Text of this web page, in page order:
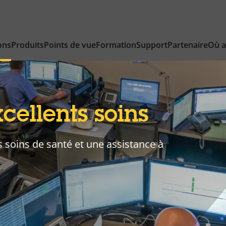
ProduitsPoints de vueFormationSupportPartenaireOù
soins
de santé et une assistance à